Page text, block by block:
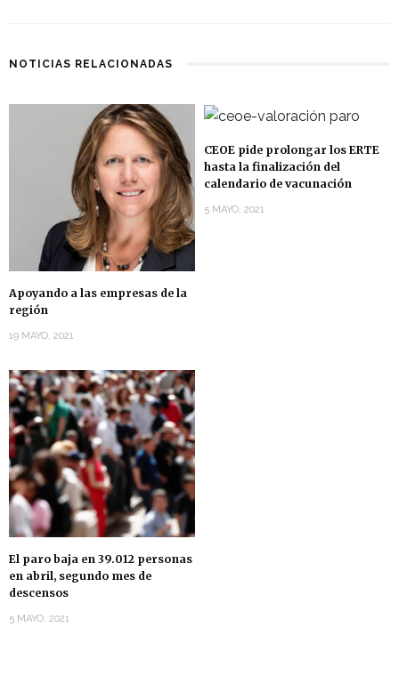
NOTICIAS RELACIONADAS
Apoyando a las empresas de la
región
19 MAYO, 2021
CEOE pide prolongar los ERTE
hasta la finalización del
calendario de vacunación
5 MAYO, 2021
El paro baja en 39.012 personas
en abril, segundo mes de
descensos
5 MAYO, 2021